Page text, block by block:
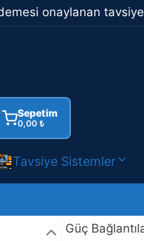
onaylanan
Sepetim
0,00 ₺
Tavsiye Sistemler
Güç